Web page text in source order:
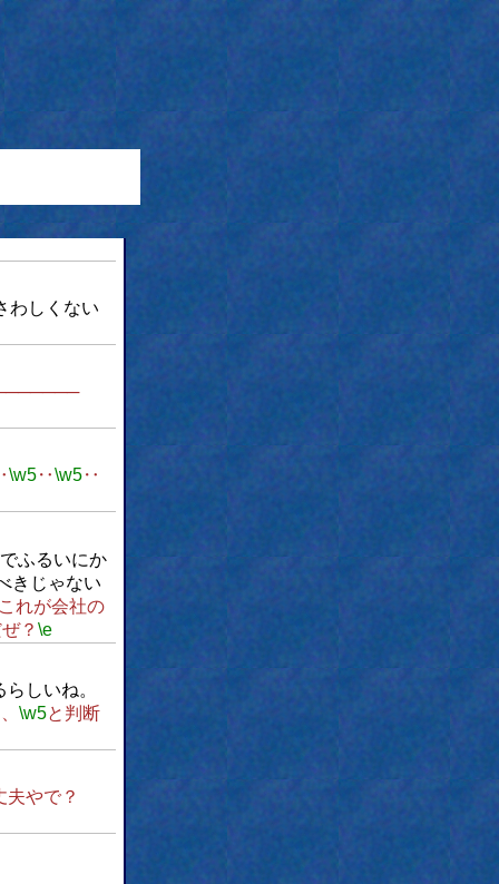
わしくない
\w5‥\w5‥
ふるいにか
きじゃない
れが会社の
？ \e
しいね。
\w5と判断
やで？